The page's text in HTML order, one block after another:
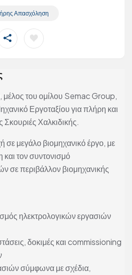
Απασχόληση
του ομίλου Semac Group,
Εργοταξίου για πλήρη και
Χαλκιδικής.
μεγάλο βιομηχανικό έργο, με
και τον συντονισμό
σε περιβάλλον βιομηχανικής
ηλεκτρολογικών εργασιών
δοκιμές και commissioning
σύμφωνα με σχέδια,